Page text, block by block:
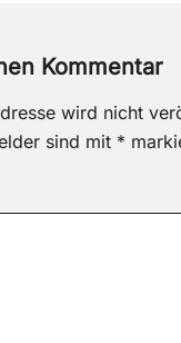
Kommentar
wird nicht
sind mit *